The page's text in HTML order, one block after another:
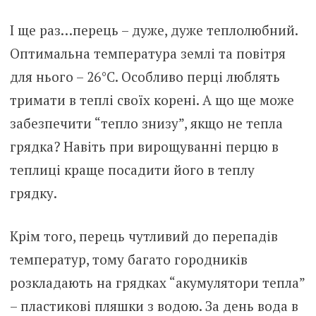
І ще раз…перець – дуже, дуже теплолюбний.
Оптимальна температура землі та повітря
для нього – 26°С. Особливо перці люблять
тримати в теплі своїх корені. А що ще може
забезпечити “тепло знизу”, якщо не тепла
грядка? Навіть при вирощуванні перцю в
теплиці краще посадити його в теплу
грядку.
Крім того, перець чутливий до перепадів
температур, тому багато городників
розкладають на грядках “акумулятори тепла”
– пластикові пляшки з водою. За день вода в